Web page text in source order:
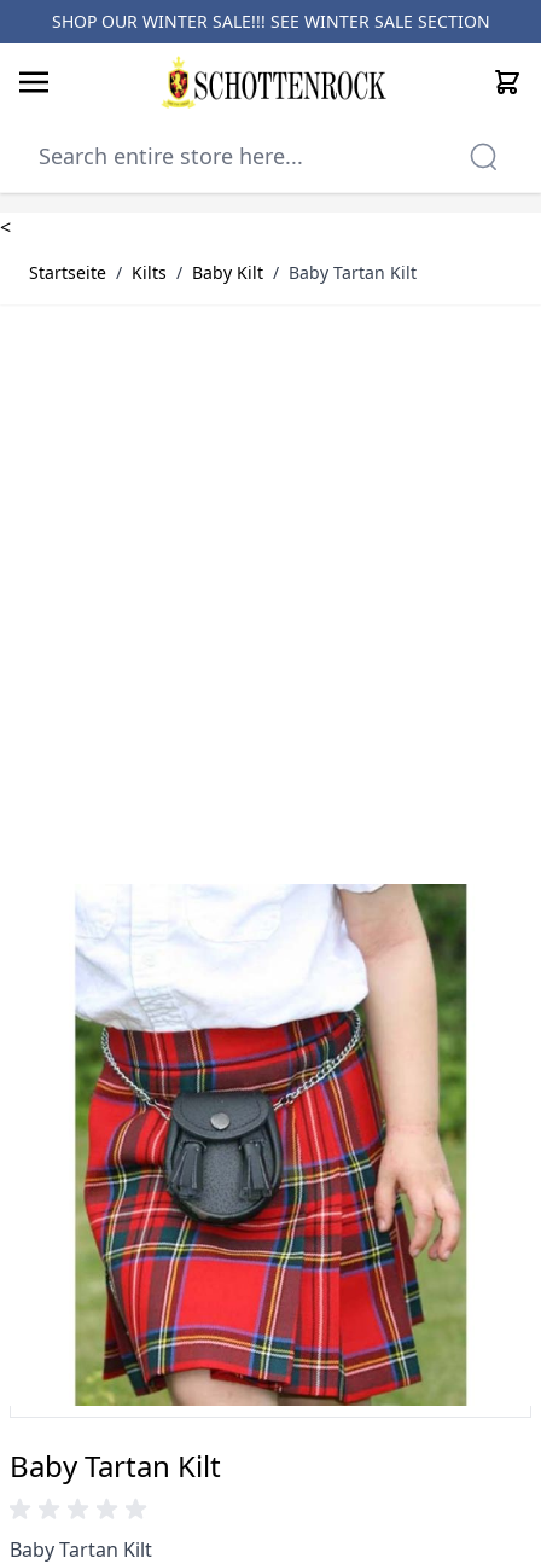
SHOP OUR WINTER SALE!!! SEE WINTER SALE SECTION
Cart
<
Startseite / Kilts / Baby Kilt / Baby Tartan Kilt
Waarom kiezen voor Schottenrock?
Vakmanschap van een kleermakersbedrijf voor
meer dan 20 jaar.
Totale inzet voor klanttevredenheid.
Profiteer van onze beroemde
prijsvergelijkingsaanbieding, gratis levering boven
de £200 en 14 dagen retourbeleid.
Deskundigheid wanneer u het nodig heeft
Kunt u niet vinden wat u zoekt? Ons vriendelijke,
deskundige team helpt en adviseert u graag. E-
mail. support@kiltandmore.com
Misschien wil je een aangepaste bestelling zien?
neem contact op met onze geweldige
klantenservice!
Baby Tartan Kilt
Baby Tartan Kilt